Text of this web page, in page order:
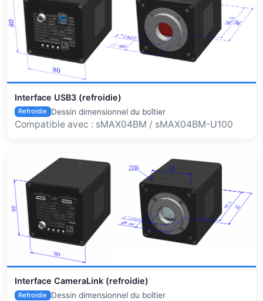
Interface USB3 (refroidie)
Refroidie Dessin dimensionnel du boîtier
Compatible avec : sMAX04BM / sMAX04BM-U100
Interface CameraLink (refroidie)
Refroidie Dessin dimensionnel du boîtier